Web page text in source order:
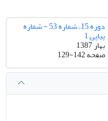
دوره 15، شماره 53 - شماره
پیاپی 1
بهار 1387
صفحه129-142